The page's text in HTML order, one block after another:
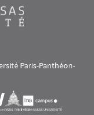
Paris-Panthéon-
Visuel svg